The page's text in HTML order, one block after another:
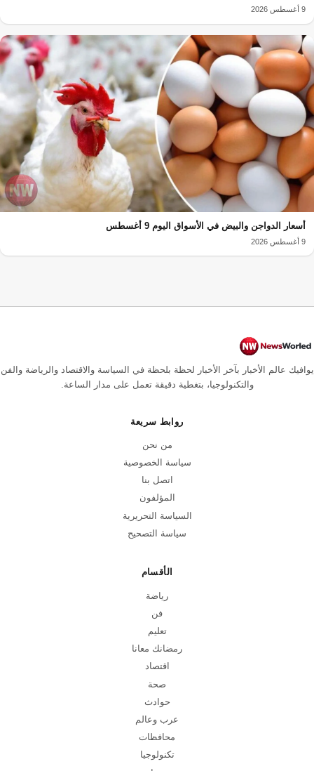
9 أغسطس 2026
أسعار الدواجن والبيض في الأسواق اليوم 9 أغسطس
9 أغسطس 2026
يوافيك عالم الأخبار بآخر الأخبار لحظة بلحظة في السياسة والاقتصاد والرياضة والفن
والتكنولوجيا، بتغطية دقيقة تعمل على مدار الساعة.
روابط سريعة
من نحن
سياسة الخصوصية
اتصل بنا
المؤلفون
السياسة التحريرية
سياسة التصحيح
الأقسام
رياضة
فن
تعليم
رمضانك معانا
اقتصاد
صحة
حوادث
عرب وعالم
محافظات
تكنولوجيا